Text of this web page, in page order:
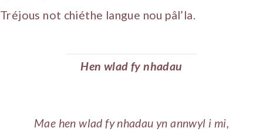
Tréjous not chiéthe langue nou pâl’la.
Hen wlad fy nhadau
Mae hen wlad fy nhadau yn annwyl i mi,